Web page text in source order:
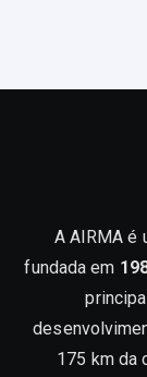
A AIRMA é
fundada em
175 km da